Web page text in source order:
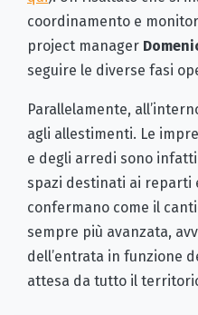
coordinamento e
project manager
seguire le diverse fasi
Parallelamente,
agli allestimenti. Le
e degli arredi sono
spazi destinati ai reparti
confermano come il
sempre più avanzata,
dell’entrata in funzione
attesa da tutto il